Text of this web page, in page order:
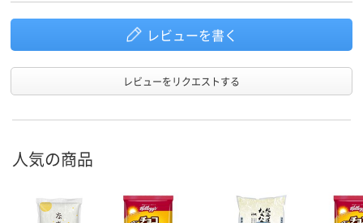
レビューを書く
レビューをリクエストする
人気の商品